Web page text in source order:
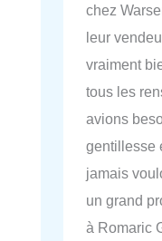
chez
leur
vraiment
tous les
avions
gentillesse
jamais
un grand
à Romaric